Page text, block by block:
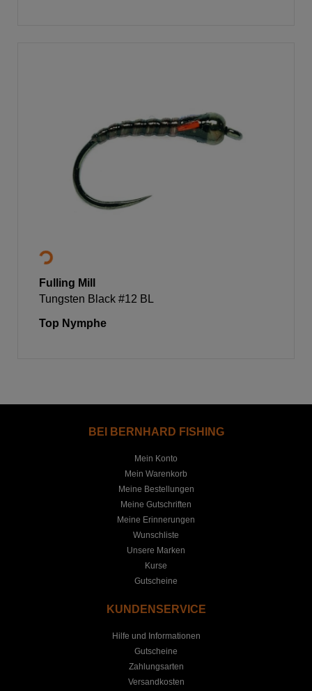
Fulling Mill
Tungsten Black #12 BL
Top Nymphe
BEI BERNHARD FISHING
Mein Konto
Mein Warenkorb
Meine Bestellungen
Meine Gutschriften
Meine Erinnerungen
Wunschliste
Unsere Marken
Kurse
Gutscheine
KUNDENSERVICE
Hilfe und Informationen
Gutscheine
Zahlungsarten
Versandkosten